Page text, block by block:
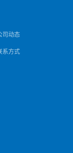
司动态
系方式